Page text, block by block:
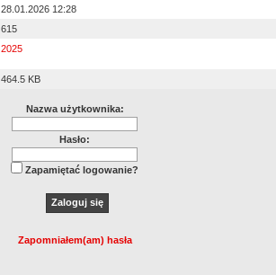
28.01.2026 12:28
615
2025
464.5 KB
Nazwa użytkownika:
Hasło:
Zapamiętać logowanie?
Zapomniałem(am) hasła